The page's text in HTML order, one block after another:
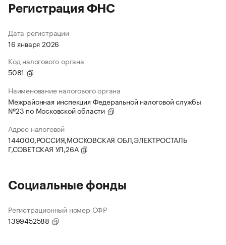
Регистрация ФНС
Дата регистрации
16 января 2026
Код налогового органа
5081
Наименование налогового органа
Межрайонная инспекция Федеральной налоговой службы
№23 по Московской области
Адрес налоговой
144000,РОССИЯ,МОСКОВСКАЯ ОБЛ,ЭЛЕКТРОСТАЛЬ
Г,СОВЕТСКАЯ УЛ,26А
Социальные фонды
Регистрационный номер СФР
1399452588